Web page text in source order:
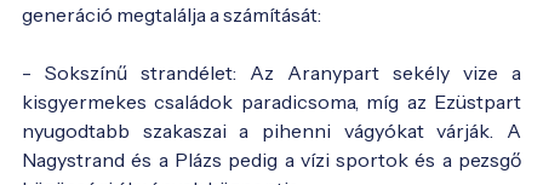
generáció megtalálja a számítását:
- Sokszínű strandélet: Az Aranypart sekély vize a
kisgyermekes családok paradicsoma, míg az Ezüstpart
nyugodtabb szakaszai a pihenni vágyókat várják. A
Nagystrand és a Plázs pedig a vízi sportok és a pezsgő